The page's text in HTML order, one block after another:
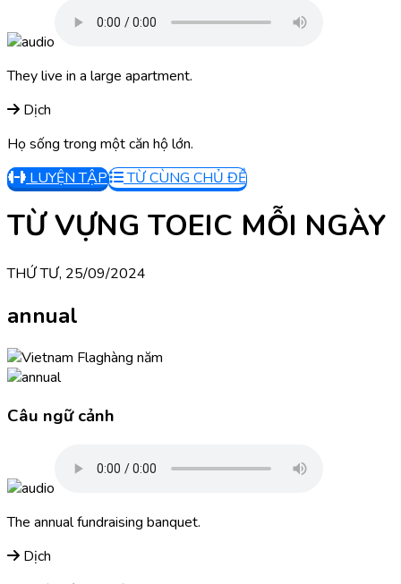
They live in a large apartment.
Dịch
Họ sống trong một căn hộ lớn.
LUYỆN TẬP
TỪ CÙNG CHỦ ĐỀ
TỪ VỰNG TOEIC MỖI NGÀY
THỨ TƯ, 25/09/2024
annual
hàng năm
Câu ngữ cảnh
The annual fundraising banquet.
Dịch